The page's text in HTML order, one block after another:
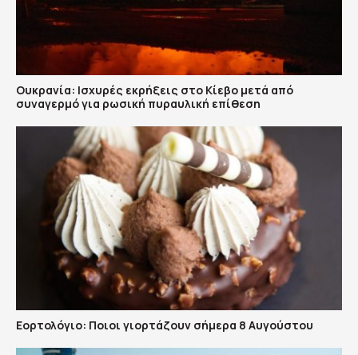
Ουκρανία: Ισχυρές εκρήξεις στο Κίεβο μετά από
συναγερμό για ρωσική πυραυλική επίθεση
Εορτολόγιο: Ποιοι γιορτάζουν σήμερα 8 Αυγούστου